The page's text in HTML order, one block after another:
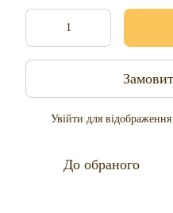
Увійти для
До обраного